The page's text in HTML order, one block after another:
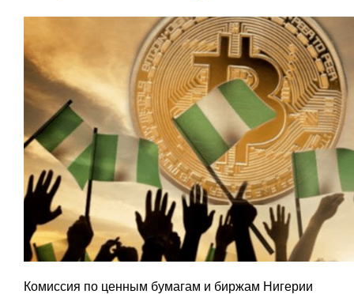
Комиссия по ценным бумагам и биржам Нигерии